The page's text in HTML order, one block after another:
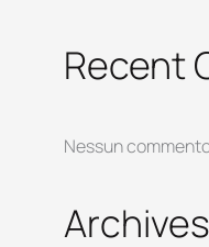
Recent
Nessun
Archives